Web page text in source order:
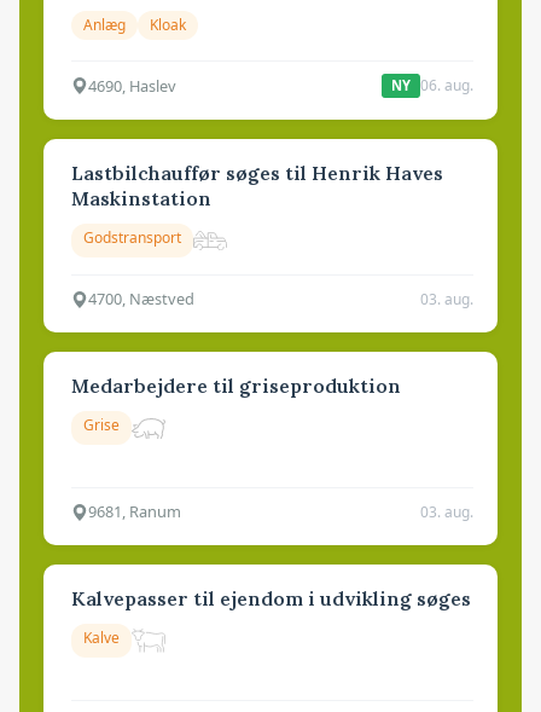
Anlæg Kloak
4690, Haslev NY 06. aug.
Lastbilchauffør søges til Henrik Haves
Maskinstation
Godstransport
4700, Næstved 03. aug.
Medarbejdere til griseproduktion
Grise
9681, Ranum 03. aug.
Kalvepasser til ejendom i udvikling søges
Kalve